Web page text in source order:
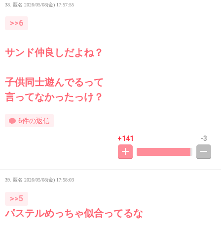
38. 匿名 2026/05/08(金) 17:57:55
>>6
サンド仲良しだよね？
子供同士遊んでるって
言ってなかったっけ？
6件の返信
+141 -3
39. 匿名 2026/05/08(金) 17:58:03
>>5
パステルめっちゃ似合ってるな